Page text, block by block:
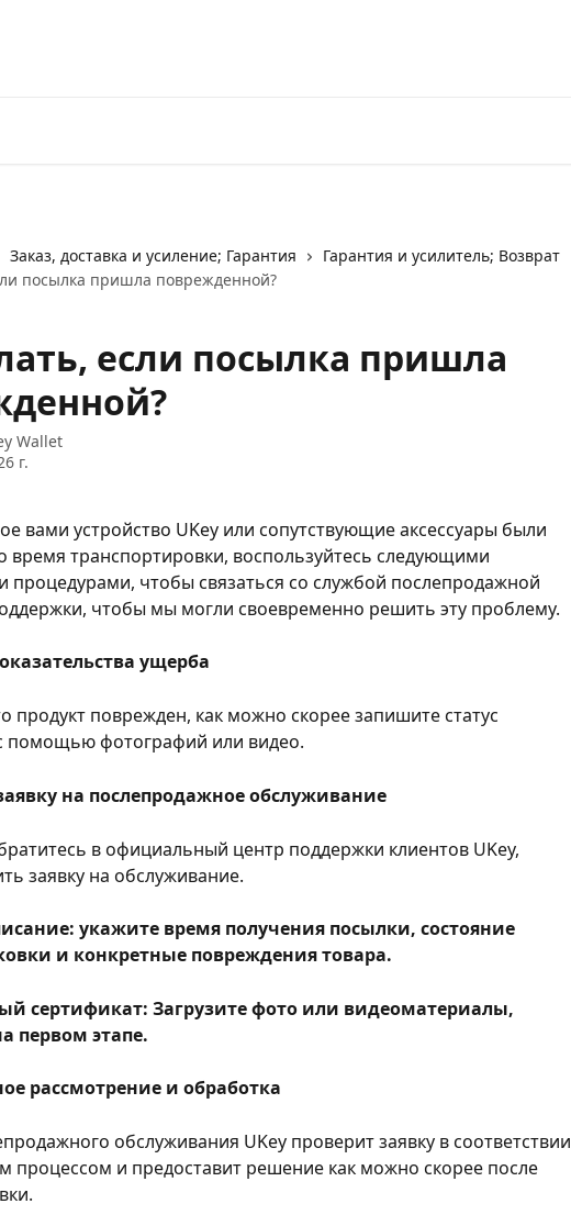
Заказ, доставка и усиление; Гарантия
Гарантия и усилитель; Возврат
посылка пришла поврежденной?
если посылка пришла
Wallet
г.
вами устройство UKey или сопутствующие аксессуары были
время транспортировки, воспользуйтесь следующими
чтобы связаться со службой послепродажной
чтобы мы могли своевременно решить эту проблему.
ущерба
продукт поврежден, как можно скорее запишите статус
помощью фотографий или видео.
на послепродажное обслуживание
в официальный центр поддержки клиентов UKey,
заявку на обслуживание.
укажите время получения посылки, состояние
и конкретные повреждения товара.
сертификат: Загрузите фото или видеоматериалы,
первом этапе.
рассмотрение и обработка
обслуживания UKey проверит заявку в соответствии
процессом и предоставит решение как можно скорее после